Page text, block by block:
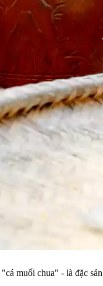
muối chua" - là đặc